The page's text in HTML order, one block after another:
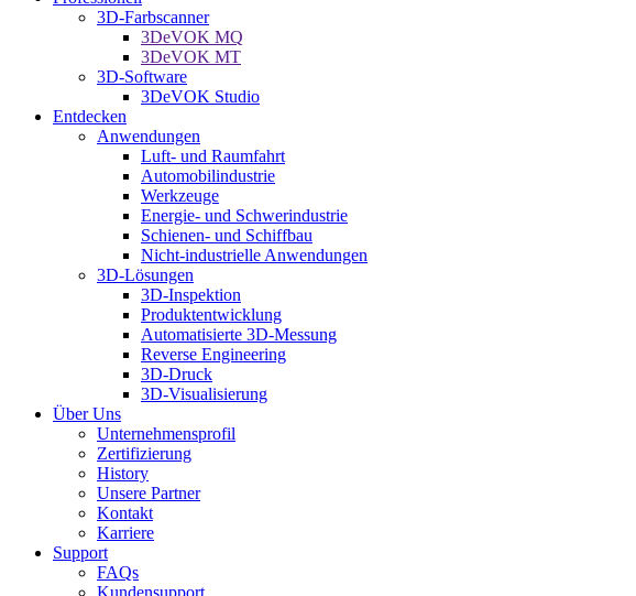
3D-Farbscanner
3DeVOK MQ
3DeVOK MT
3D-Software
3DeVOK Studio
Entdecken
Anwendungen
Luft- und Raumfahrt
Automobilindustrie
Werkzeuge
Energie- und Schwerindustrie
Schienen- und Schiffbau
Nicht-industrielle Anwendungen
3D-Lösungen
3D-Inspektion
Produktentwicklung
Automatisierte 3D-Messung
Reverse Engineering
3D-Druck
3D-Visualisierung
Über Uns
Unternehmensprofil
Zertifizierung
History
Unsere Partner
Kontakt
Karriere
Support
FAQs
Kundensupport